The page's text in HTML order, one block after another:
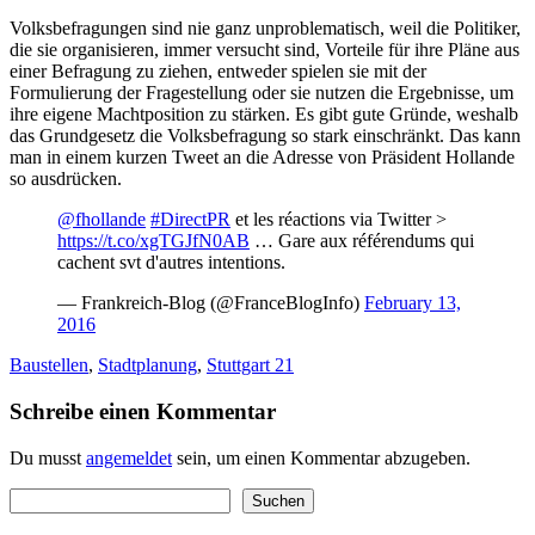
Volksbefragungen sind nie ganz unproblematisch, weil die Politiker,
die sie organisieren, immer versucht sind, Vorteile für ihre Pläne aus
einer Befragung zu ziehen, entweder spielen sie mit der
Formulierung der Fragestellung oder sie nutzen die Ergebnisse, um
ihre eigene Machtposition zu stärken. Es gibt gute Gründe, weshalb
das Grundgesetz die Volksbefragung so stark einschränkt. Das kann
man in einem kurzen Tweet an die Adresse von Präsident Hollande
so ausdrücken.
@fhollande #DirectPR et les réactions via Twitter >
https://t.co/xgTGJfN0AB … Gare aux référendums qui
cachent svt d'autres intentions.
— Frankreich-Blog (@FranceBlogInfo) February 13,
2016
Baustellen, Stadtplanung, Stuttgart 21
Schreibe einen Kommentar
Du musst angemeldet sein, um einen Kommentar abzugeben.
Suchen